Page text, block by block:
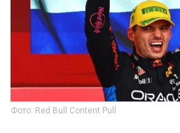
Фото: Red Bull Content Pull